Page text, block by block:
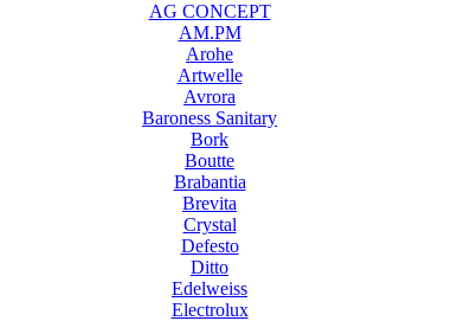
AG CONCEPT
AM.PM
Arohe
Artwelle
Avrora
Baroness Sanitary
Bork
Boutte
Brabantia
Brevita
Crystal
Defesto
Ditto
Edelweiss
Electrolux